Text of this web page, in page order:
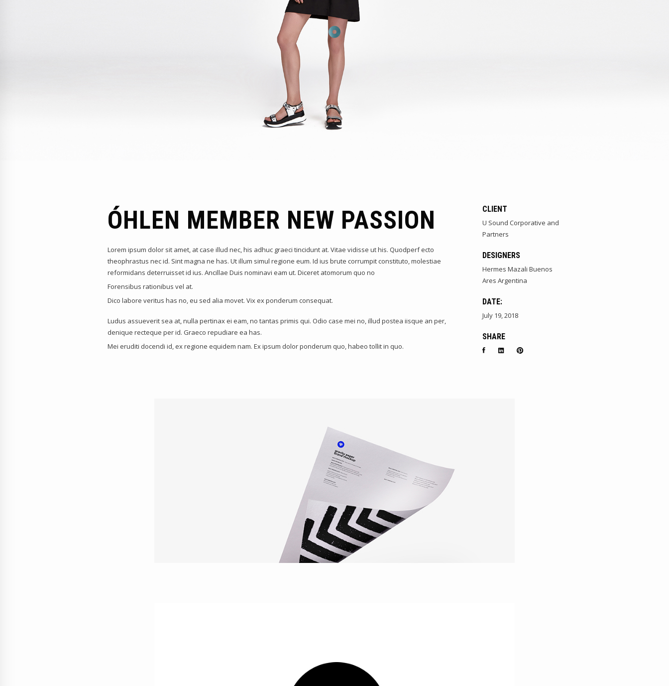
ÓHLEN MEMBER NEW PASSION
Lorem ipsum dolor sit amet, at case illud nec, his adhuc graeci tincidunt at. Vitae vidisse ut his. Quodperf ecto
theophrastus nec id. Sint magna ne has. Ut illum simul regione eum. Id ius brute corrumpit constituto, molestiae
reformidans deterruisset id ius. Ancillae Duis nominavi eam ut. Diceret atomorum quo no
Forensibus rationibus vel at.
Dico labore veritus has no, eu sed alia movet. Vix ex ponderum consequat.
Ludus assueverit sea at, nulla pertinax ei eam, no tantas primis qui. Odio case mei no, illud postea iisque an per,
denique recteque per id. Graeco repudiare ea has.
Mei eruditi docendi id, ex regione equidem nam. Ex ipsum dolor ponderum quo, habeo tollit in quo.
CLIENT
U Sound Corporative and
Partners
DESIGNERS
Hermes Mazali Buenos
Ares Argentina
DATE:
July 19, 2018
SHARE